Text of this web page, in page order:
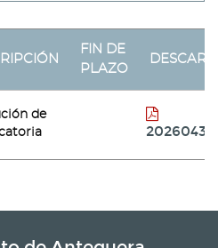
FIN DE
PLAZO
de